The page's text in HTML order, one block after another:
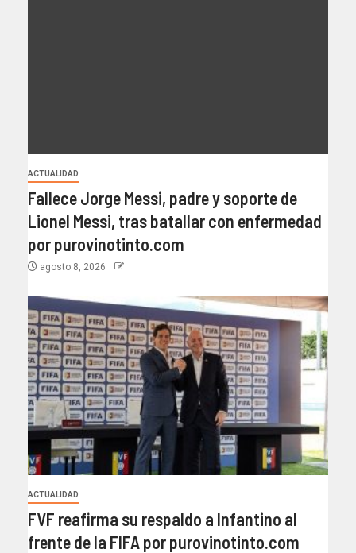
ACTUALIDAD
Fallece Jorge Messi, padre y soporte de
Lionel Messi, tras batallar con enfermedad
por purovinotinto.com
agosto 8, 2026
ACTUALIDAD
FVF reafirma su respaldo a Infantino al
frente de la FIFA por purovinotinto.com